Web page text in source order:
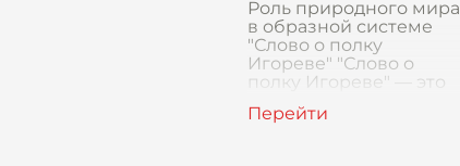
Роль природного мира
в образной системе
"Слово о полку
Игореве" "Слово о
полку Игореве" — это
произведение